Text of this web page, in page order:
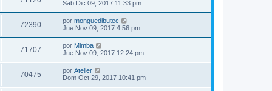
Sab Dic 09, 2017 11:33 pm
72390 por monguedibutec
Jue Nov 09, 2017 4:56 pm
71707 por Mimba
Jue Nov 09, 2017 12:24 pm
70475 por Atelier
Dom Oct 29, 2017 10:41 pm